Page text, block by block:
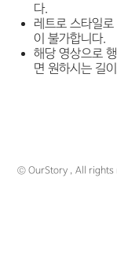
다.
레트로 스타일
이 불가합니다.
해당 영상으로
면 원하시는 길
© OurStory , All rights